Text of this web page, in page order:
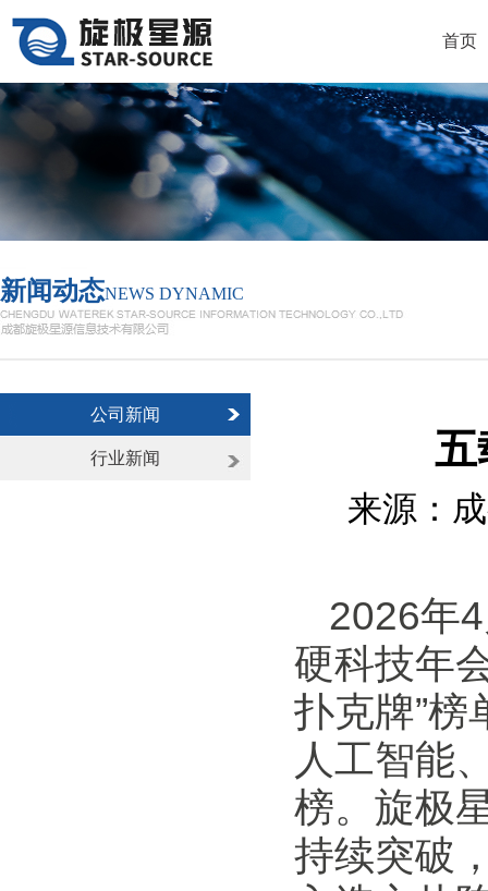
首页
新闻动态NEWS DYNAMIC
公司新闻
行业新闻 五
来源：
2026年
硬科技年
扑克牌”
人工智能
榜。旋极
持续突破